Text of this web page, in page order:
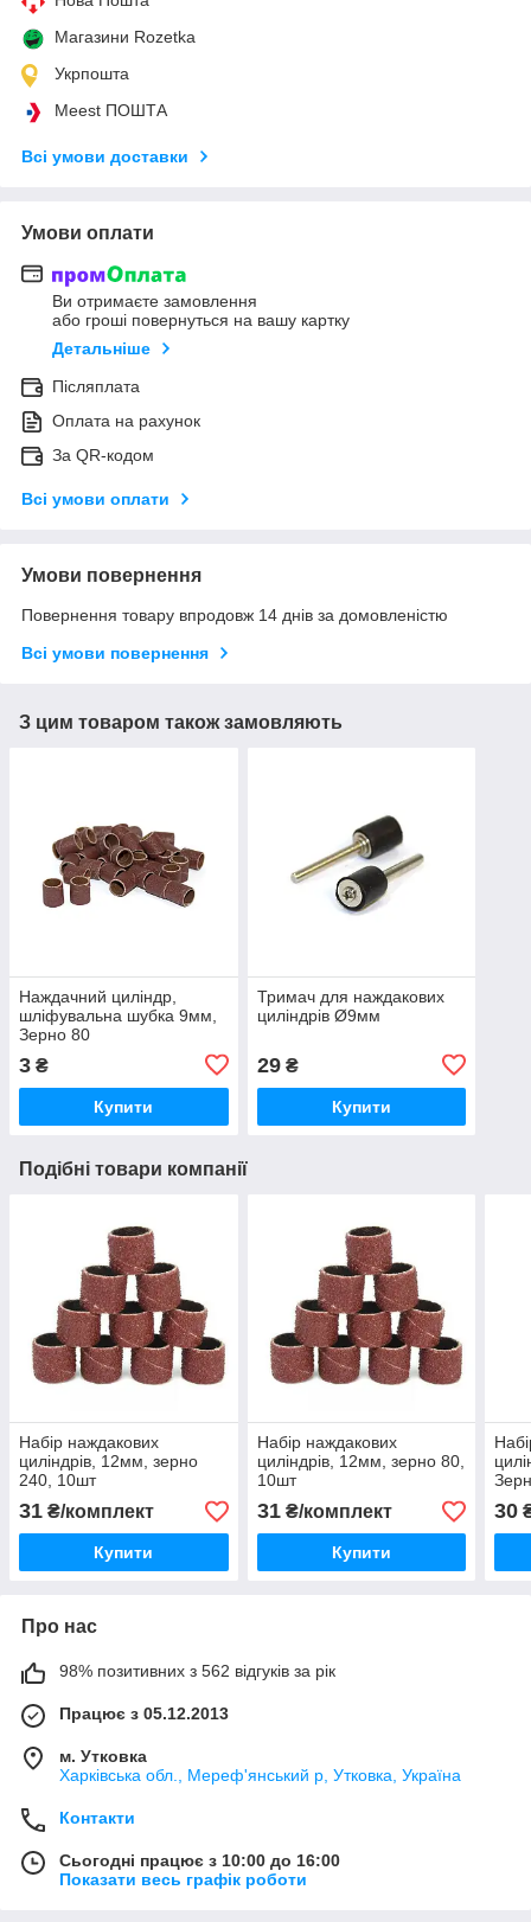
Магазини Rozetka
Укрпошта
Meest ПОШТА
Всі умови доставки
Умови оплати
Ви отримаєте замовлення
або гроші повернуться на вашу картку
Детальніше
Післяплата
Оплата на рахунок
За QR-кодом
Всі умови оплати
Умови повернення
Повернення товару впродовж 14 днів за домовленістю
Всі умови повернення
З цим товаром також замовляють
Наждачний циліндр,
шліфувальна шубка 9мм,
Зерно 80
3 ₴
Купити
Тримач для наждакових
циліндрів Ø9мм
29₴
Купити
Подібні товари компанії
Набір наждакових
циліндрів, 12мм, зерно
240, 10шт
31 ₴/комплект
Купити
Набір наждакових
циліндрів, 12мм, зерно 80,
10шт
31₴/комплект
Купити
30
Про нас
98% позитивних з 562 відгуків за рік
Працює з 05.12.2013
м. Утковка
Харківська обл., Мереф'янський р, Утковка, Україна
Контакти
Сьогодні працює з 10:00 до 16:00
Показати весь графік роботи